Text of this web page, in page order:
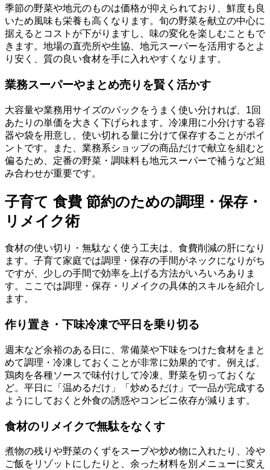
季節の野菜や地元のものは価格が抑えられており、鮮度も良
いため風味も栄養も高くなります。旬の野菜を献立の中心に
据えるとコストが下がりますし、味の変化を楽しむこともで
きます。地場の直売所や生協、地元スーパーを活用するとよ
り安く、質の良い食材を手に入れやすくなります。
業務スーパーやまとめ売りを賢く活かす
大容量や業務用サイズのパックをうまく使い分ければ、1回
あたりの単価を大きく下げられます。冷凍用に小分けする容
器や袋を用意し、使い切れる量に分けて保存することがポイ
ントです。また、業務系ショップの商品だけで献立を組むと
偏るため、定番の野菜・調味料も地元スーパーで補うなど組
み合わせが重要です。
子育て 食費 節約のための調理・保存・
リメイク術
食材の使い切り・無駄なく使う工夫は、食費削減の肝になり
ます。子育て家庭では調理・保存の手間がネックになりがち
ですが、少しの手間で効率を上げる方法がいろいろありま
す。ここでは調理・保存・リメイクの具体的スキルを紹介し
ます。
作り置き・下味冷凍で平日を乗り切る
週末など余裕のある日に、常備菜や下味をつけた食材をまと
めて調理・冷凍しておくことが非常に効果的です。例えば、
鶏肉を各種ソースで味付けして冷凍、野菜を切っておくな
ど。平日に「温めるだけ」「炒めるだけ」で一品が完成する
ようにしておくと外食の誘惑やコンビニ依存が減ります。
食材のリメイクで無駄をなくす
煮物の残りや野菜のくずをスープや炒め物に入れたり、冷や
ご飯をリゾットにしたりと、余った材料を別メニューに変え